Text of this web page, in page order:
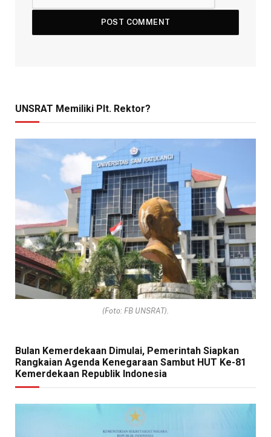
UNSRAT Memiliki Plt. Rektor?
(Foto: FB UNSRAT).
Bulan Kemerdekaan Dimulai, Pemerintah Siapkan
Rangkaian Agenda Kenegaraan Sambut HUT Ke-81
Kemerdekaan Republik Indonesia